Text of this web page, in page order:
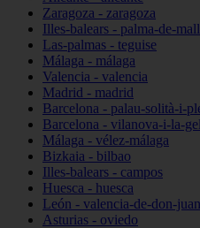
Zaragoza - zaragoza
Illes-balears - palma-de-
Las-palmas - teguise
Málaga - málaga
Valencia - valencia
Madrid - madrid
Barcelona - palau-solità-i-
Barcelona - vilanova-i-la-
Málaga - vélez-málaga
Bizkaia - bilbao
Illes-balears - campos
Huesca - huesca
León - valencia-de-don-juan
Asturias - oviedo